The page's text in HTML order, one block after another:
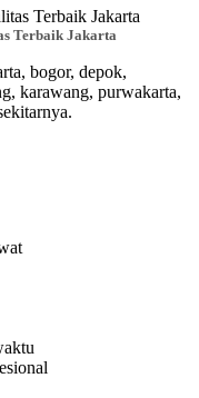
Terbaik Jakarta
bogor, depok,
karawang, purwakarta,